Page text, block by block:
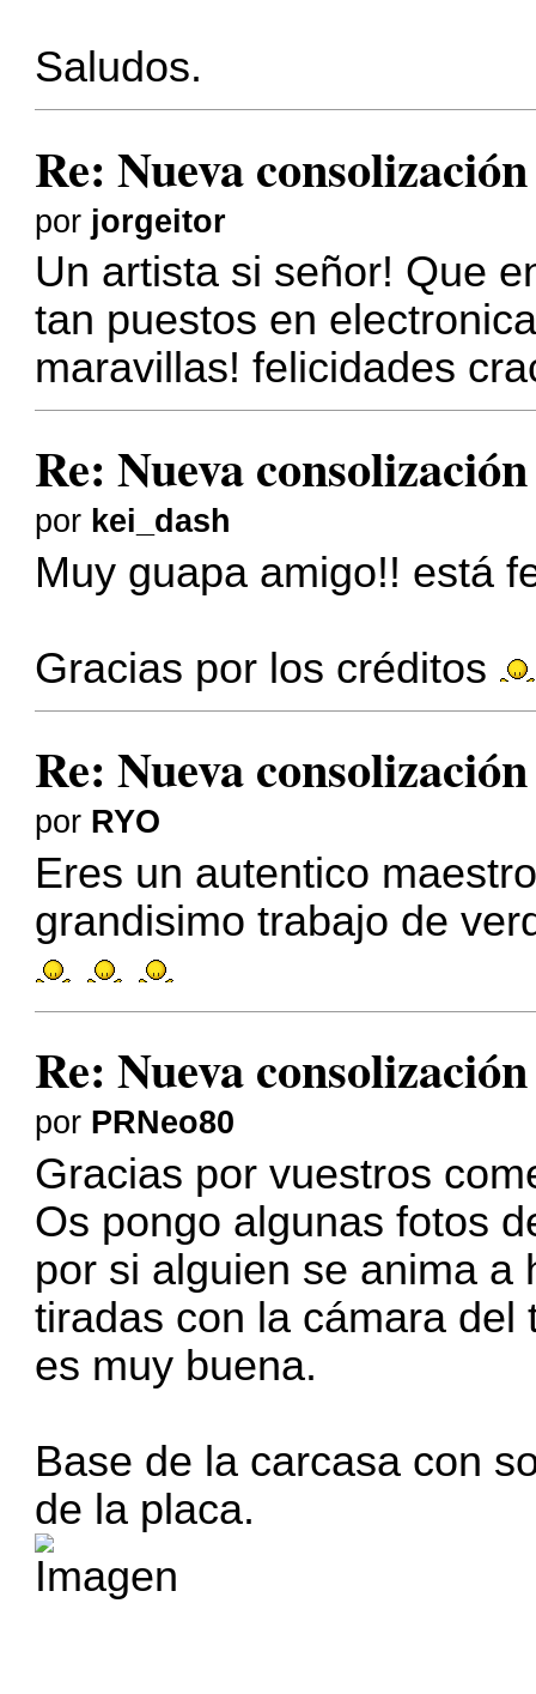
Saludos.
Re: Nueva
por jorgeitor
Un artista si señor! Que
tan puestos en
maravillas! felicidades
Re: Nueva
por kei_dash
Muy guapa amigo!! está
Gracias por los créditos
Re: Nueva
por RYO
Eres un autentico
grandisimo trabajo de
Re: Nueva
por PRNeo80
Gracias por vuestros
Os pongo algunas fotos
por si alguien se anima a
tiradas con la cámara
es muy buena.
Base de la carcasa con
de la placa.